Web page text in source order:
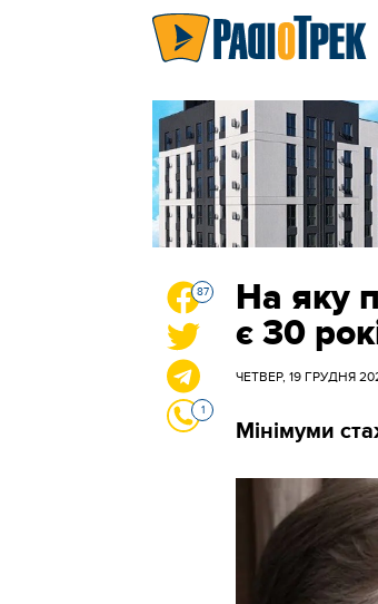
87
1
На яку
є 30
ЧЕТВЕР, 19 ГРУДНЯ
Мінімуми